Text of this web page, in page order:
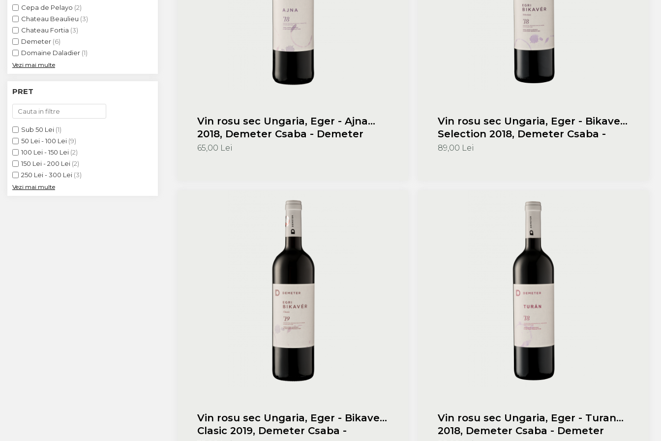
Vin DOC
Vinuri din Franta
Vinuri Alsacia
Vinuri din Spania
Vinuri Catalonia
Vinuri din Ungaria
Domenii
Domeniile Zinck
Castell del Remei
Sortare Dupa Soiul De Vita
De Vie
Riesling
Pinot blanc
Cepa de Pelayo (2)
Chateau Beaulieu (3)
Chateau Fortia (3)
Demeter (6)
Domaine Daladier (1)
Vezi mai multe
PRET
Sub 50 Lei (1)
50 Lei - 100 Lei (9)
100 Lei - 150 Lei (2)
150 Lei - 200 Lei (2)
250 Lei - 300 Lei (3)
Vezi mai multe
Vin rosu sec Ungaria, Eger - Ajna
2018, Demeter Csaba - Demeter
Pinceszet 750 ml
65,00 Lei
Vin rosu sec Ungaria, Eger - Bikaver
Selection 2018, Demeter Csaba -
Demeter Pinceszet 750 ml
89,00 Lei
Vin rosu sec Ungaria, Eger - Bikaver
Clasic 2019, Demeter Csaba -
Vin rosu sec Ungaria, Eger - Turan
2018, Demeter Csaba - Demeter